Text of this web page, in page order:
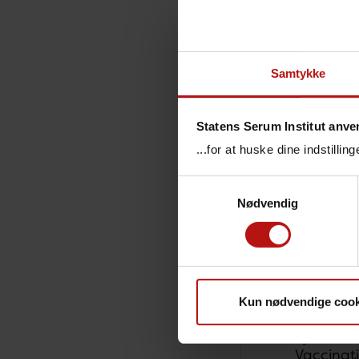
Samtykke
Statens Serum Institut
...for at huske dine
Nødvendig
Kun nødvendige
et
mere
to
idet
For
skyldes,
Data vil